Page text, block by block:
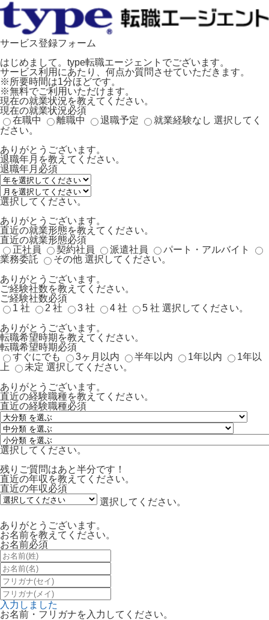
サービス登録フォーム
はじめまして。type転職エージェントでございます。
サービス利用にあたり、何点か質問させていただきます。
※所要時間は1分ほどです。
※無料でご利用いただけます。
現在の就業状況を教えてください。
現在の就業状況必須
在職中
離職中 退職予定 就業経験なし 選択してく
ださい。
ありがとうございます。
退職年月を教えてください。
退職年月 必須
選択してください。
ありがとうございます。
直近の就業形態を教えてください。
直近の就業形態必須
正社員
契約社員 派遣社員
パート・アルバイト
業務委託
その他 選択してください。
ありがとうございます。
ご経験社数を教えてください。
ご経験社数必須
1 社
2 社 3 社 4 社 5 社 選択してください。
ありがとうございます。
転職希望時期を教えてください。
転職希望時期必須
すぐにでも
3ヶ月以内 半年以内 1年以内
1年以
上
未定 選択してください。
ありがとうございます。
直近の経験職種を教えてください。
直近の経験職種必須
選択してください。
残りご質問はあと半分です！
直近の年収を教えてください。
直近の年収必須
選択してください。
ありがとうございます。
お名前を教えてください。
お名前必須
入力しました
お名前・フリガナを入力してください。